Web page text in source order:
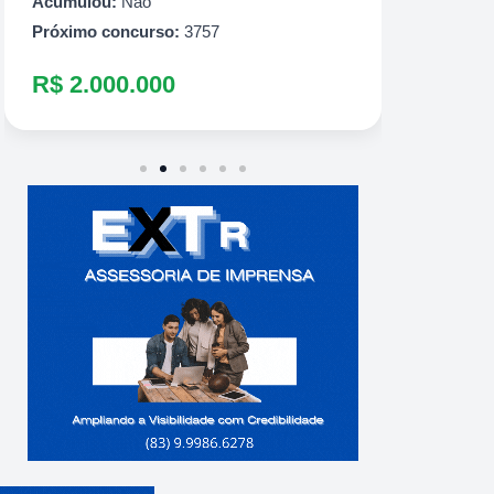
Próximo concurso: 3757
R$ 2.000.000